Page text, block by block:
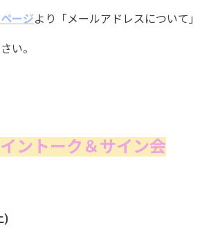
ージより「メールアドレスについて」
い。
ントーク＆サイン会
)